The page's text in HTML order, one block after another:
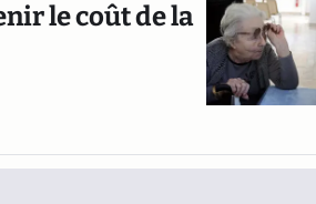
le coût de la